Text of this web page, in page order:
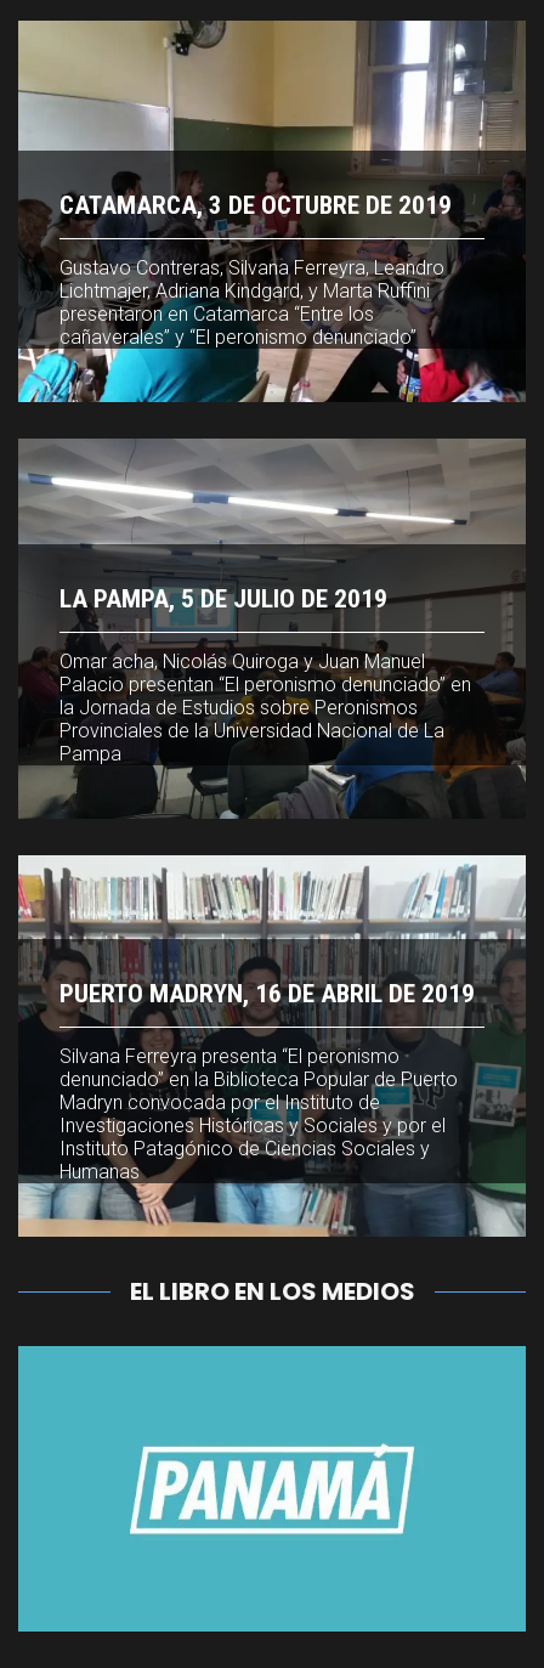
CATAMARCA, 3 DE OCTUBRE DE 2019
Gustavo Contreras, Silvana Ferreyra, Leandro
Lichtmajer, Adriana Kindgard, y Marta Ruffini
presentaron en Catamarca “Entre los
cañaverales” y “El peronismo denunciado”
CATAMARCA, 3 DE OCTUBRE DE 2019
Gustavo Contreras, Silvana Ferreyra, Leandro
Lichtmajer, Adriana Kindgard, y Marta Ruffini
presentaron en Catamarca “Entre los
cañaverales” y “El peronismo denunciado”
LA PAMPA, 5 DE JULIO DE 2019
Omar acha, Nicolás Quiroga y Juan Manuel
Palacio presentan “El peronismo denunciado” en
la Jornada de Estudios sobre Peronismos
Provinciales de la Universidad Nacional de La
Pampa
LA PAMPA, 5 DE JULIO DE 2019
Omar acha, Nicolás Quiroga y Juan Manuel
Palacio presentan “El peronismo denunciado” en
la Jornada de Estudios sobre Peronismos
Provinciales de la Universidad Nacional de La
Pampa
PUERTO MADRYN, 16 DE ABRIL DE 2019
Silvana Ferreyra presenta “El peronismo
denunciado” en la Biblioteca Popular de Puerto
Madryn convocada por el Instituto de
Investigaciones Históricas y Sociales y por el
Instituto Patagónico de Ciencias Sociales y
Humanas
PUERTO MADRYN, 16 DE ABRIL DE 2019
Silvana Ferreyra presenta “El peronismo
denunciado” en la Biblioteca Popular de Puerto
Madryn convocada por el Instituto de
Investigaciones Históricas y Sociales y por el
Instituto Patagónico de Ciencias Sociales y
Humanas
EL LIBRO EN LOS MEDIOS
por Ezequiel Meler